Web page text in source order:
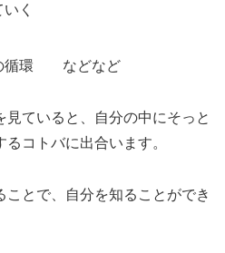
く
循環 などなど
見ていると、自分の中にそっと
コトバに出合います。
ことで、自分を知ることができ